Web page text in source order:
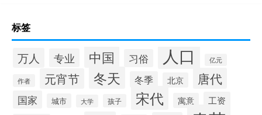
标签
万人 专业 中国 习俗 人口 亿元
作者 元宵节 冬天 冬季 北京 唐代
国家 城市 大学 孩子 宋代 寓意 工资